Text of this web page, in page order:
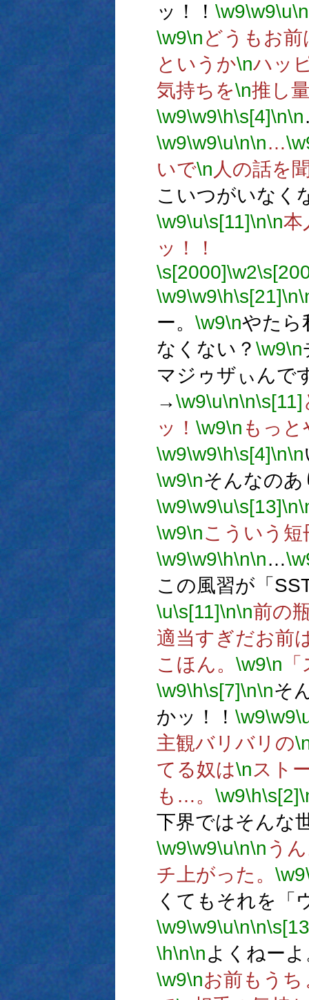
ッ！！ \w9\w9\u\n
\w9\nどうもお
というか\nハッ
気持ちを\n推し
\w9\w9\h\s[4]\n\n
\w9\w9\u\n\n…
いで\n人の話を
こいつがいなく
\w9\u\s[11]\n\n本
ッ！！
\s[2000]\w2
\w9\w9\h\s[21]\n
ー。 \w9\nやたら
なくない？ \w9\n
マジゥザぃんで
→\w9\u\n\n\s[11]
ッ！ \w9\n もっ
\w9\w9\h\s[4]\n\n
\w9\nそんなの
\w9\w9\u\s[13]\n
\w9\nこういう
\w9\w9\h\n\n…
この風習が「
\u\s[11]\n\n前の
適当すぎだお前
こほん。 \w9\n
\w9\h\s[7]\n\nそ
かッ！！ \w9\w9
主観バリバリの
てる奴は\nスト
も…。 \w9\h\s[2]
下界ではそんな
\w9\w9\u\n\n う
チ上がった。 \w9
くてもそれを「
\w9\w9\u\n\n
\h\n\nよくねー
\w9\nお前もうち